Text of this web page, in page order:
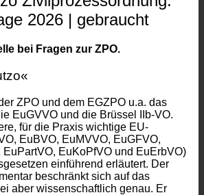
2026 | gebraucht
bei Fragen zur ZPO.
ZPO und dem EGZPO u.a. das
EuGVVO und die Brüssel IIb-VO.
für die Praxis wichtige EU-
EuBVO, EuMVVO, EuGFVO,
EuPartVO, EuKoPfVO und EuErbVO)
einführend erläutert. Der
beschränkt sich auf das
aber wissenschaftlich genau. Er